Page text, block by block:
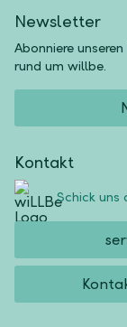
Newsletter
Abonniere
rund um willbe.
Kontakt
Schick uns